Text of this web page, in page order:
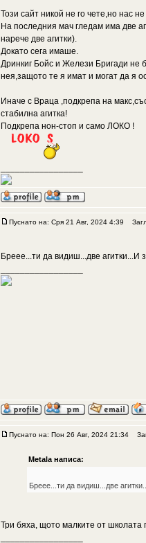
Този сайт никой не го чете,но нас
На последния мач гледам има две
нарече две агитки).
Докато сега имаше.
Дринкиг Бойс и Желези Бригади не
нея,защото те я имат и могат да я
Иначе с Враца ,подкрепа на
стабилна агитка!
Подкрепа нон-стоп и само ЛОКО !
Пуснато на: Сря 21 Авг, 2024 4:39
Бреее...ти да видиш...две агитки...И
Пуснато на: Пон 26 Авг, 2024 21:34
Metala написа:
Бреее...ти да видиш...две
Три бяха, щото малките от школата